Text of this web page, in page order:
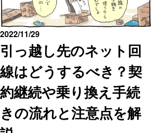
引っ越し先のネット回
線はどうするべき？契
約継続や乗り換え手続
きの流れと注意点を解
2022/11/29